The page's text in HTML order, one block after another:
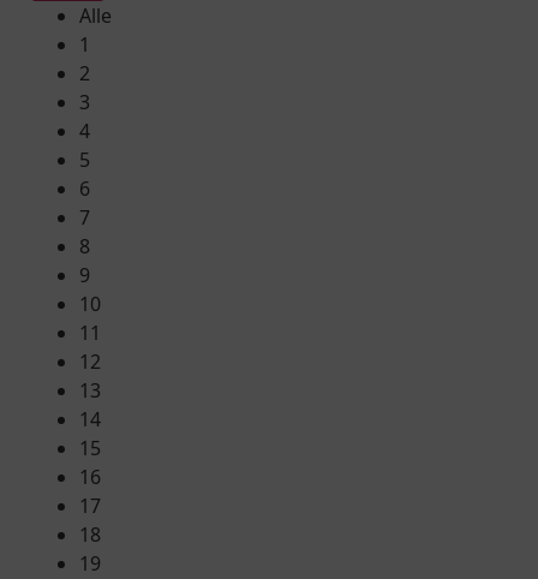
Alle
1
2
3
4
5
6
7
8
9
10
11
12
13
14
15
16
17
18
19